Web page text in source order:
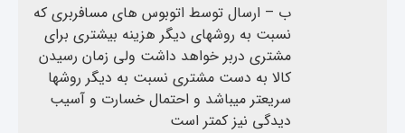
ب – ارسال توسط اتوبوس های مسافربری که
نسبت به روشهای دیگر هزینه بیشتری برای
مشتری دربر خواهد داشت ولی زمان رسیدن
کالا به دست مشتری نسبت به دیگر روشها
سریعتر میباشد و احتمال خسارت و آسیب
دیدگی نیز کمتر است